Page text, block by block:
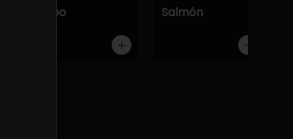
Pulpo
Salmón